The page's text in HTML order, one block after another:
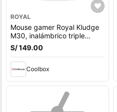
ROYAL
Mouse gamer Royal Kludge
M30, inalámbrico triple
modo, 12000 DPI, 41g, RGB,
recargable
S/ 149.00
Coolbox